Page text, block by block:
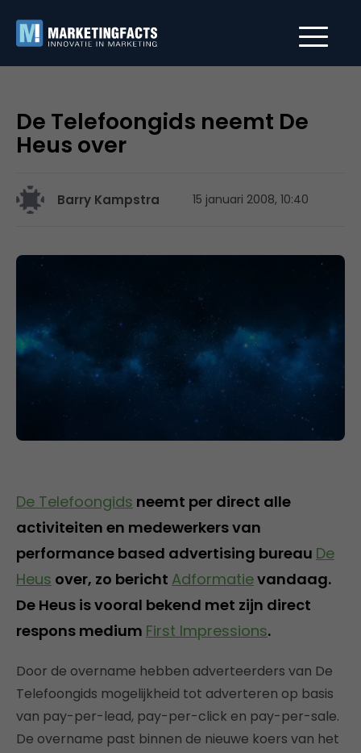
De Telefoongids neemt De
Heus over
Barry Kampstra 15 januari 2008, 10:40
De Telefoongids neemt per direct alle
activiteiten en medewerkers van
performance based advertising bureau De
Heus over, zo bericht Adformatievandaag.
De Heus is vooral bekend met zijn direct
respons medium First Impressions.
Door de overname hebben adverteerders van De
Telefoongids mogelijkheid tot adverteren op basis
van pay-per-lead, pay-per-click en pay-per-sale.
De overname past binnen de nieuwe koers van het